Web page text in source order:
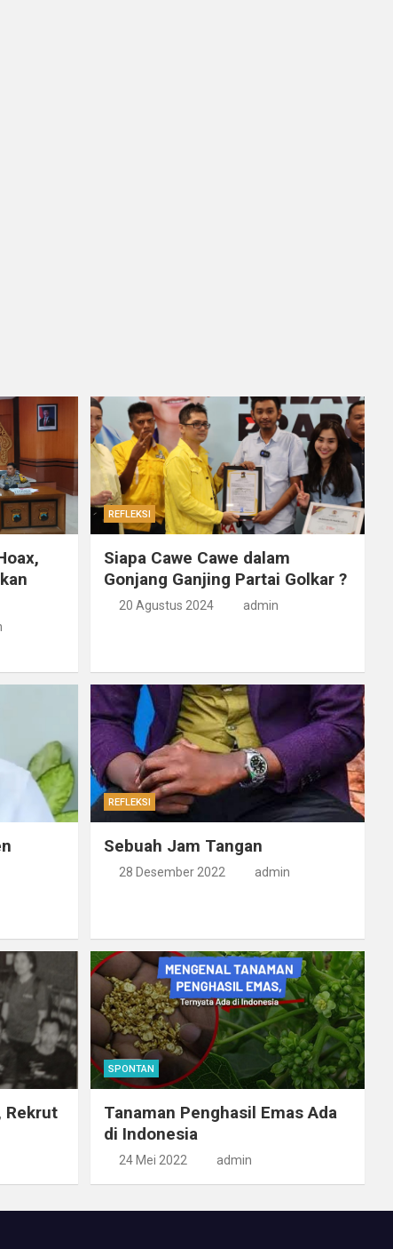
REFLEKSI
Siapa Cawe Cawe dalam
Gonjang Ganjing Partai Golkar ?
20 Agustus 2024 admin
REFLEKSI
Sebuah Jam Tangan
28 Desember 2022 admin
Rekrut
SPONTAN
Tanaman Penghasil Emas Ada
di Indonesia
24 Mei 2022 admin